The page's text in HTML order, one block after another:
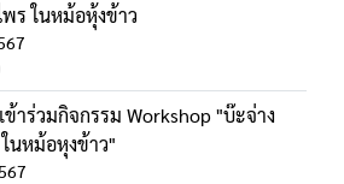
ร ในหม้อหุ้งข้าว
าร่วมกิจกรรม Workshop "บ๊ะจ่าง
นหม้อหุงข้าว"